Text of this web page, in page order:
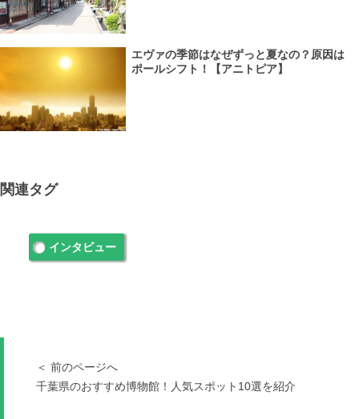
エヴァの季節はなぜずっと夏なの？原因は
ポールシフト！【アニトピア】
関連タグ
インタビュー
＜ 前のページへ
千葉県のおすすめ博物館！人気スポット10選を紹介